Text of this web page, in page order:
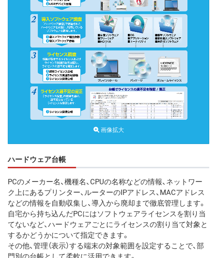
画像拡大
ハードウェア台帳
PCのメーカー名、機種名、CPUの名称などの情報、ネットワー
ク上にあるプリンター、ルーターのIPアドレス、MACアドレス
などの情報を自動収集し、導入から廃却まで徹底管理します。
自宅から持ち込んだPCにはソフトウェアライセンスを割り当
てないなど、ハードウェアごとにライセンスの割り当て対象と
するかどうかについて指定できます。
その他、管理（表示）する端末の対象範囲を設定することで、部